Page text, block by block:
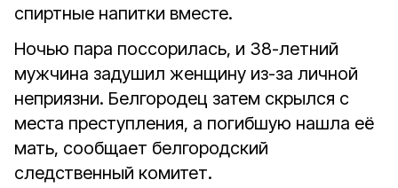
спиртные напитки вместе.
Ночью пара поссорилась, и 38-летний
мужчина задушил женщину из-за личной
неприязни. Белгородец затем скрылся с
места преступления, а погибшую нашла её
мать, сообщает белгородский
следственный комитет.